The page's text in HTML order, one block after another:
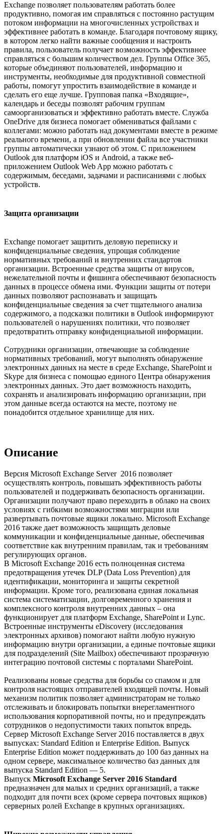
Exchange позволяет пользователям работать более
продуктивно, помогая им справляться с постоянно растущим
потоком информации на многочисленных устройствах и
эффективнее работать в команде. Благодаря почтовому ящику,
в котором легко найти важные сообщения и настроить
правила, пользователь получает возможность эффективнее
справляться с большим количеством дел. Группы Office 365,
которые объединяют пользователей, информацию и
инструменты, необходимые для продуктивной совместной
работы, помогут упростить взаимодействие в команде и
сделать его еще лучше. Групповая папка «Входящие»,
календарь и беседы позволят рабочим группам
самоорганизоваться и эффективно работать вместе. Служба
OneDrive для бизнеса помогает обмениваться файлами с
коллегами: можно работать над документами вместе в режиме
реального времени, а при обновлении файла все участники
группы автоматически узнают об этом. С приложением
Outlook для платформ iOS и Android, а также веб-
приложением Outlook Web App можно работать с
содержимым, беседами, задачами и расписаниями с любых
устройств.
Защита организации
Exchange помогает защитить деловую переписку и
конфиденциальные сведения, упрощая соблюдение
нормативных требований и внутренних стандартов
организации. Встроенные средства защиты от вирусов,
нежелательной почты и фишинга обеспечивают безопасность
данных в процессе обмена ими. Функции защиты от потери
данных позволяют распознавать и защищать
конфиденциальные сведения за счет тщательного анализа
содержимого, а подсказки политики в Outlook информируют
пользователей о нарушениях политики, что позволяет
предотвратить отправку конфиденциальной информации.
Сотрудники организации, отвечающие за соблюдение
нормативных требований, могут выполнять обнаружение
электронных данных на месте в среде Exchange, SharePoint и
Skype для бизнеса с помощью единого Центра обнаружения
электронных данных. Это дает возможность находить,
сохранять и анализировать информацию организации, при
этом данные всегда остаются на месте, поэтому не
понадобится отдельное хранилище для них.
Описание
Версия Microsoft Exchange Server 2016 позволяет
осуществлять контроль, повышать эффективность работы
пользователей и поддерживать безопасность организации.
Организации получают право переходить в облако на своих
условиях с гибкими возможностями миграции или
развертывать почтовые ящики локально. Microsoft Exchange
2016 также дает возможность защищать деловые
коммуникации и конфиденциальные данные, обеспечивая
соответствие как внутренним правилам, так и требованиям
регулирующих органов.
В Microsoft Exchange 2016 есть полноценная система
предотвращения утечек DLP (Data Loss Prevention) для
идентификации, мониторинга и защиты секретной
информации. Кроме того, реализована единая локальная
система систематизации, долговременного хранения и
комплексного контроля внутренних данных – она
функционирует для платформ Exchange, SharePoint и Lync.
Встроенные инструменты eDiscovery (исследования
электронных архивов) помогают найти любую нужную
информацию внутри организации, а единые почтовые ящики
для подразделений (Site Mailbox) обеспечивают прозрачную
интеграцию почтовой системы с порталами SharePoint.
Реализованы новые средства для борьбы со спамом и для
контроля настоящих отправителей входящей почты. Новый
механизм политик позволяет администраторам не только
отслеживать и блокировать попытки внерегламентного
использования корпоративной почты, но и предупреждать
сотрудников о недопустимости таких попыток впредь.
Сервер Microsoft Exchange Server 2016 поставляется в двух
выпусках: Standard Edition и Enterprise Edition. Выпуск
Enterprise Edition может поддерживать до 100 баз данных на
одном сервере, максимальное количество баз данных для
выпуска Standard Edition — 5.
Выпуск Microsoft Exchange Server 2016 Standard
предназначен для малых и средних организаций, а также
подходит для почти всех (кроме сервера почтовых ящиков)
серверных ролей Exchange в крупных организациях.